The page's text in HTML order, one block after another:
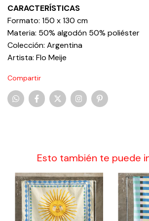
CARACTERÍSTICAS
Formato: 150 x 130 cm
Materia: 50% algodón 50% poliéster
Colección: Argentina
Artista: Flo Meije
Compartir
Esto también te puede